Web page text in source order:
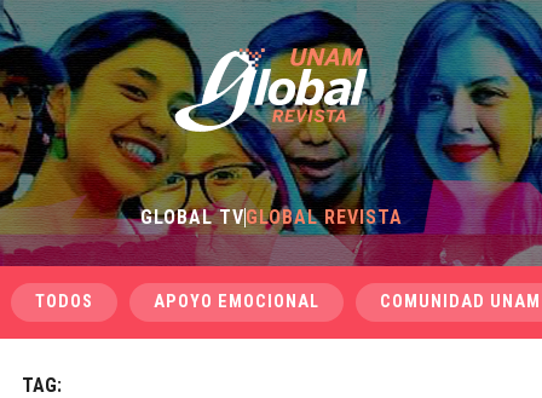
GLOBAL TVGLOBAL REVISTA
TODOS APOYO EMOCIONAL COMUNIDAD UNAM
TAG: